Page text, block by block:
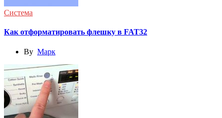
Система
Как отформатировать флешку в FAT32
By Марк